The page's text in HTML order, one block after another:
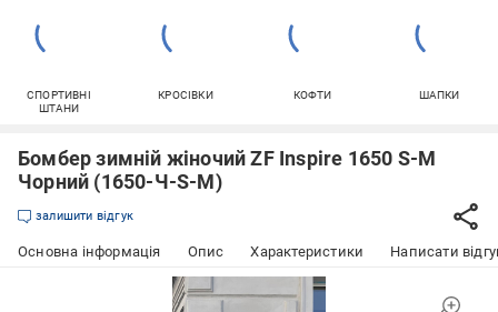
СПОРТИВНІ
ШТАНИ
КРОСІВКИ КОФТИ ШАПКИ
Бомбер зимній жіночий ZF Inspire 1650 S-M
Чорний (1650-Ч-S-M)
залишити відгук
Основна інформація Опис Характеристики Написати